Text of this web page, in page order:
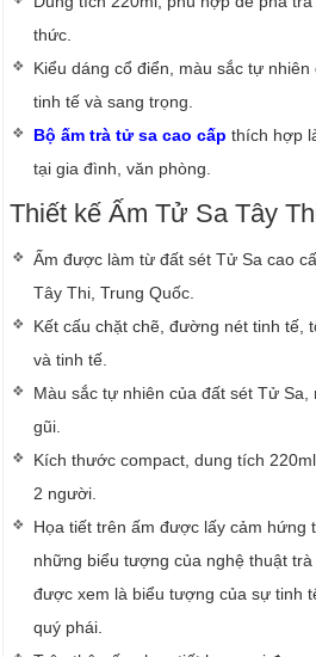
thức.
Kiểu dáng cổ điển, màu sắc tự
tinh tế và sang trọng.
Bộ ấm trà tử sa cao cấp thích hợp
tại gia đình, văn phòng.
Thiết kế Ấm Tử Sa Tây
Ấm được làm từ đất sét Tử Sa cao
Tây Thi, Trung Quốc.
Kết cấu chặt chẽ, đường nét tinh tế,
và tinh tế.
Màu sắc tự nhiên của đất sét Tử
gũi.
Kích thước compact, dung tích
2 người.
Họa tiết trên ấm được lấy cảm hứng
những biểu tượng của nghệ thuật
được xem là biểu tượng của sự tinh
quý phái.